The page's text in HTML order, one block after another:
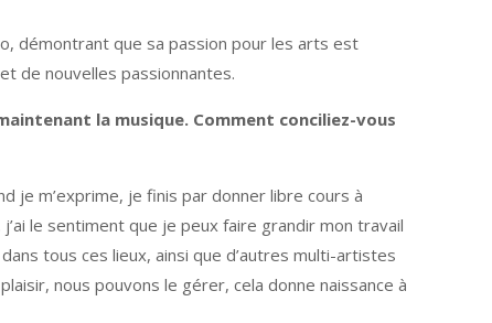
démontrant que sa passion pour les arts est
de nouvelles passionnantes.
la musique. Comment conciliez-vous
je m’exprime, je finis par donner libre cours à
le sentiment que je peux faire grandir mon travail
tous ces lieux, ainsi que d’autres multi-artistes
nous pouvons le gérer, cela donne naissance à